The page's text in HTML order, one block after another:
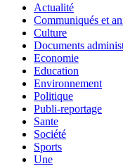
Actualité
Communiqués et
Culture
Documents
Economie
Education
Environnement
Politique
Publi-reportage
Sante
Société
Sports
Une